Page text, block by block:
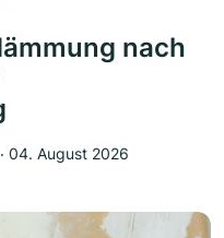
nach
‧ 04. August 2026